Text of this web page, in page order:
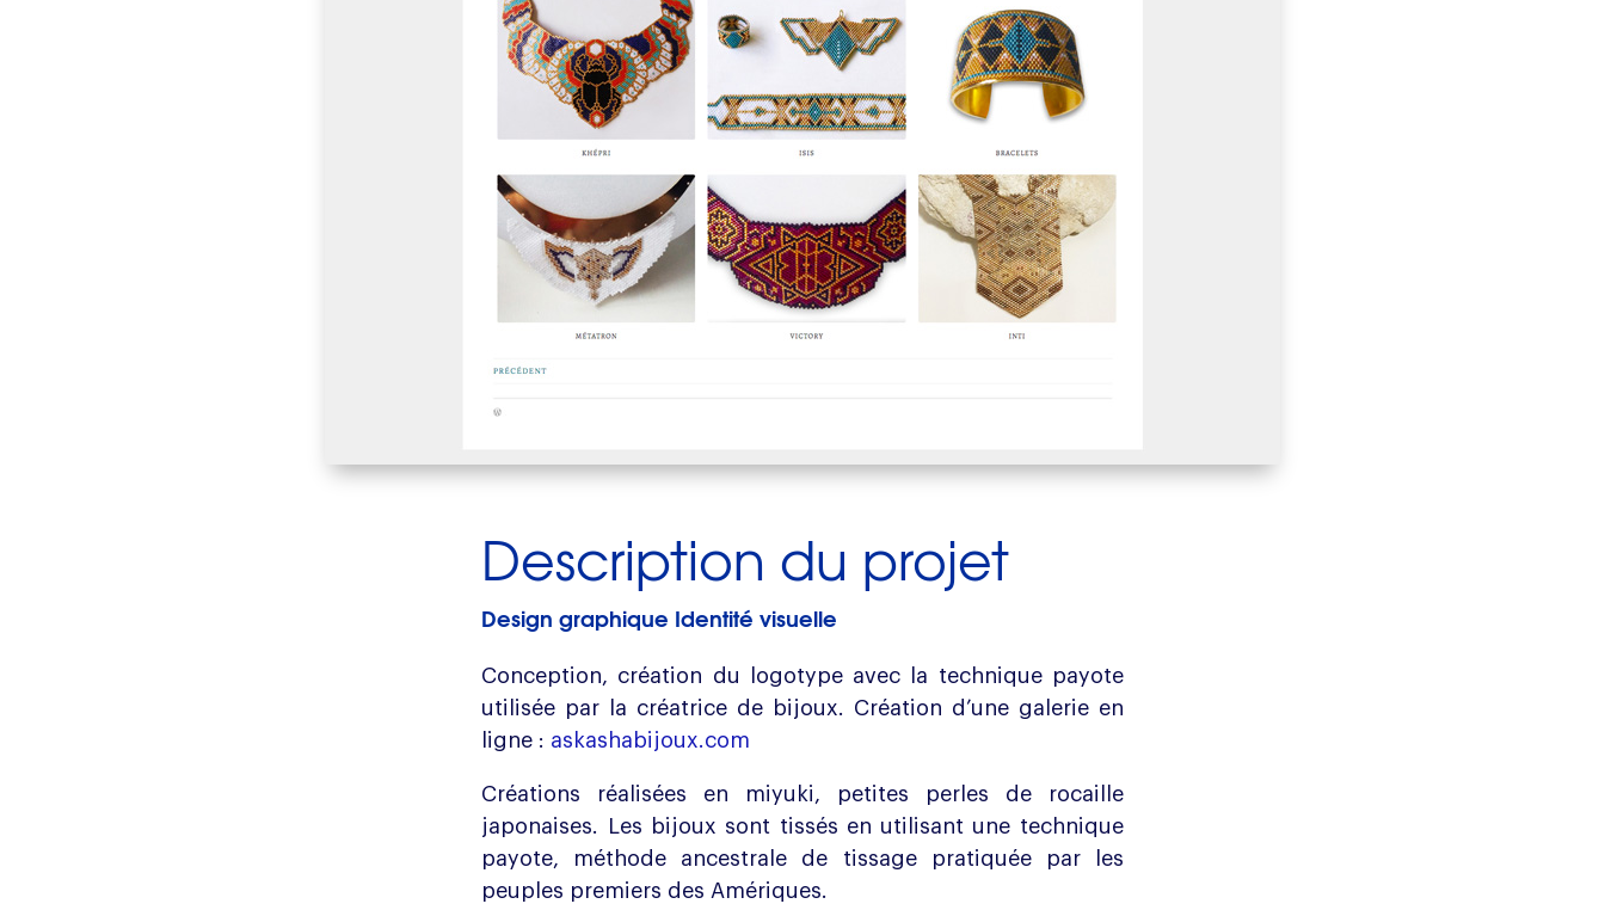
Description du projet
Design graphique Identité visuelle
Conception, création du logotype avec la technique payote
utilisée par la créatrice de bijoux. Création d’une galerie en
ligne : askashabijoux.com
Créations réalisées en miyuki, petites perles de rocaille
japonaises. Les bijoux sont tissés en utilisant une technique
payote, méthode ancestrale de tissage pratiquée par les
peuples premiers des Amériques.